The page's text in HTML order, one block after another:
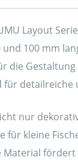
Layout
100 mm
die
detailreiche
nur
kleine